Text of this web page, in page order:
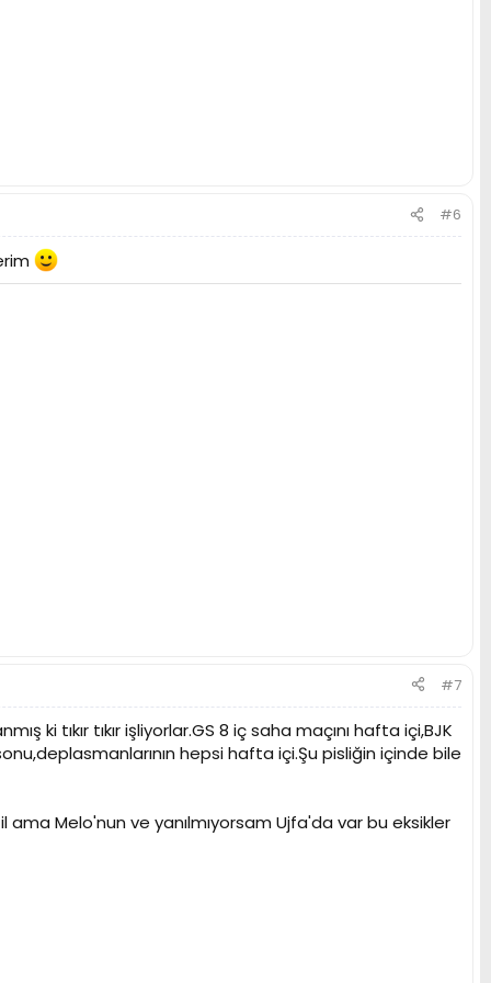
#6
#7
ki tıkır tıkır işliyorlar.GS 8 iç saha maçını hafta içi,BJK
hepsi hafta içi.Şu pisliğin içinde bile
ama Melo'nun ve yanılmıyorsam Ujfa'da var bu eksikler